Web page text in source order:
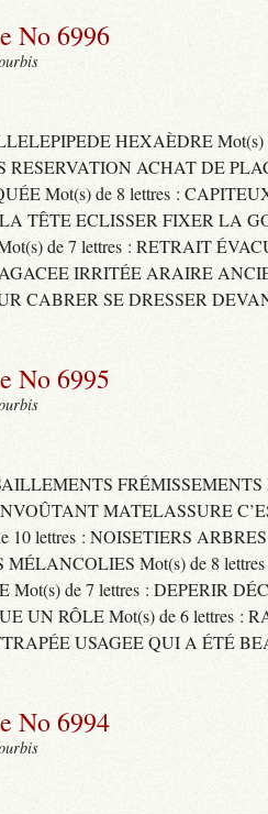
No 6996
HEXAÈDRE Mot(s)
RESERVATION ACHAT DE
Mot(s) de 8 lettres :
TÊTE ECLISSER FIXER LA
de 7 lettres : RETRAIT
IRRITÉE ARAIRE
CABRER SE DRESSER
No 6995
FRÉMISSEMENTS
MATELASSURE
10 lettres : NOISETIERS
MÉLANCOLIES Mot(s) de 8
de 7 lettres : DEPERIR
UN RÔLE Mot(s) de 6 lettres :
USAGEE QUI A ÉTÉ
No 6994